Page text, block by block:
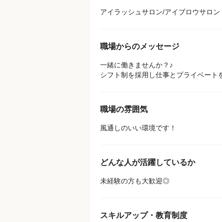
アイラッシュサロン/アイブロウサロン
職場からのメッセージ
一緒に働きませんか？♪
シフト制を採用し仕事とプライベー
職場の雰囲気
風通しのいい環境です！
どんな人が活躍しているか
未経験の方も大歓迎◎
スキルアップ・教育制度